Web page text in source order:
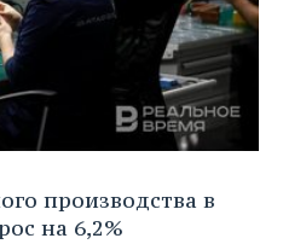
производства в
на 6,2%